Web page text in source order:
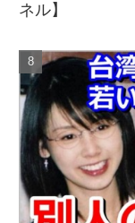
ネル】